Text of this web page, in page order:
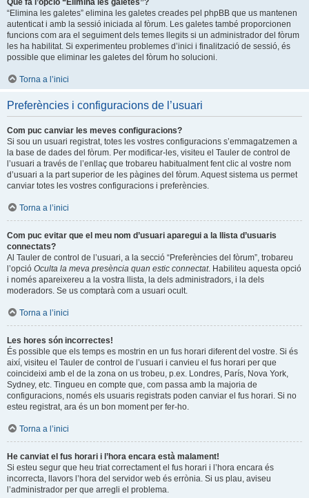
Què fa l’opció “Elimina les galetes”?
“Elimina les galetes” elimina les galetes creades pel phpBB que us mantenen
autenticat i amb la sessió iniciada al fòrum. Les galetes també proporcionen
funcions com ara el seguiment dels temes llegits si un administrador del fòrum
les ha habilitat. Si experimenteu problemes d’inici i finalització de sessió, és
possible que eliminar les galetes del fòrum ho solucioni.
Torna a l’inici
Preferències i configuracions de l’usuari
Com puc canviar les meves configuracions?
Si sou un usuari registrat, totes les vostres configuracions s’emmagatzemen a
la base de dades del fòrum. Per modificar-les, visiteu el Tauler de control de
l’usuari a través de l’enllaç que trobareu habitualment fent clic al vostre nom
d’usuari a la part superior de les pàgines del fòrum. Aquest sistema us permet
canviar totes les vostres configuracions i preferències.
Torna a l’inici
Com puc evitar que el meu nom d’usuari aparegui a la llista d’usuaris
connectats?
Al Tauler de control de l’usuari, a la secció “Preferències del fòrum”, trobareu
l’opció Oculta la meva presència quan estic connectat. Habiliteu aquesta opció
i només apareixereu a la vostra llista, la dels administradors, i la dels
moderadors. Se us comptarà com a usuari ocult.
Torna a l’inici
Les hores són incorrectes!
És possible que els temps es mostrin en un fus horari diferent del vostre. Si és
així, visiteu el Tauler de control de l’usuari i canvieu el fus horari per que
coincideixi amb el de la zona on us trobeu, p.ex. Londres, París, Nova York,
Sydney, etc. Tingueu en compte que, com passa amb la majoria de
configuracions, només els usuaris registrats poden canviar el fus horari. Si no
esteu registrat, ara és un bon moment per fer-ho.
Torna a l’inici
He canviat el fus horari i l’hora encara està malament!
Si esteu segur que heu triat correctament el fus horari i l’hora encara és
incorrecta, llavors l’hora del servidor web és errònia. Si us plau, aviseu
l’administrador per que arregli el problema.